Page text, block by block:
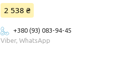
2 538 ₴
+380 (93) 083-94-45
Viber, WhatsApp